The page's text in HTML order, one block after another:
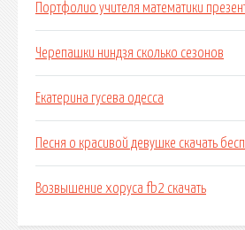
Портфолио учителя математики
Черепашки ниндзя сколько сезонов
Екатерина гусева одесса
Песня о красивой девушке скачать
Возвышение хоруса fb2 скачать